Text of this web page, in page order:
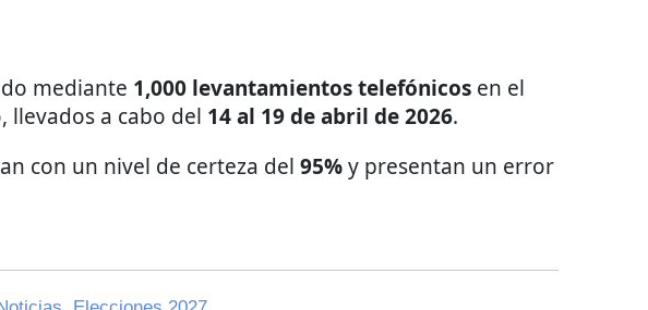
mediante 1,000 levantamientos telefónicos en el
llevados a cabo del 14 al 19 de abril de 2026.
con un nivel de certeza del 95%y presentan un error